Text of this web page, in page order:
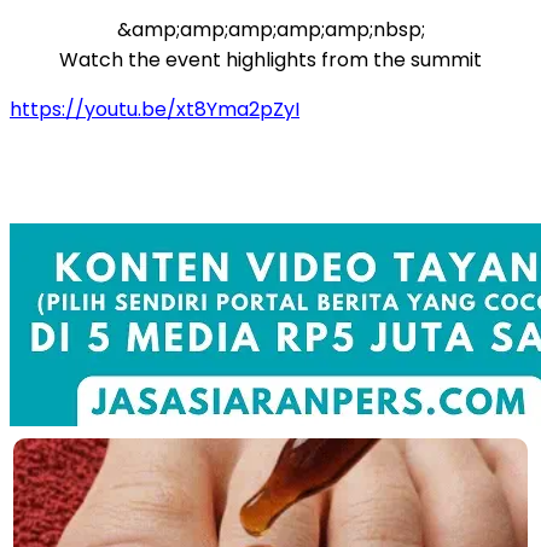
&amp;amp;amp;amp;amp;nbsp;
Watch the event highlights from the summit
https://youtu.be/xt8Yma2pZyI